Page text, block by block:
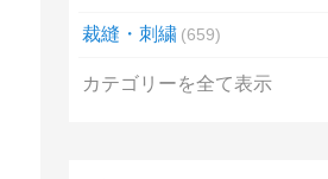
裁縫・刺繍 659
カテゴリーを全て表示